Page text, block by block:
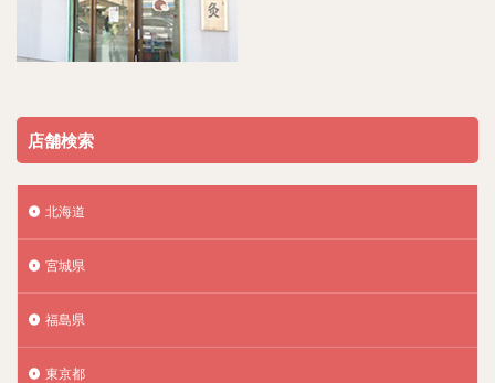
店舗検索
北海道
宮城県
福島県
東京都